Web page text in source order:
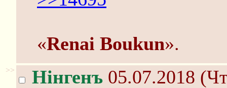
«Renai Boukun».
>> Нінгенъ 05.07.2018